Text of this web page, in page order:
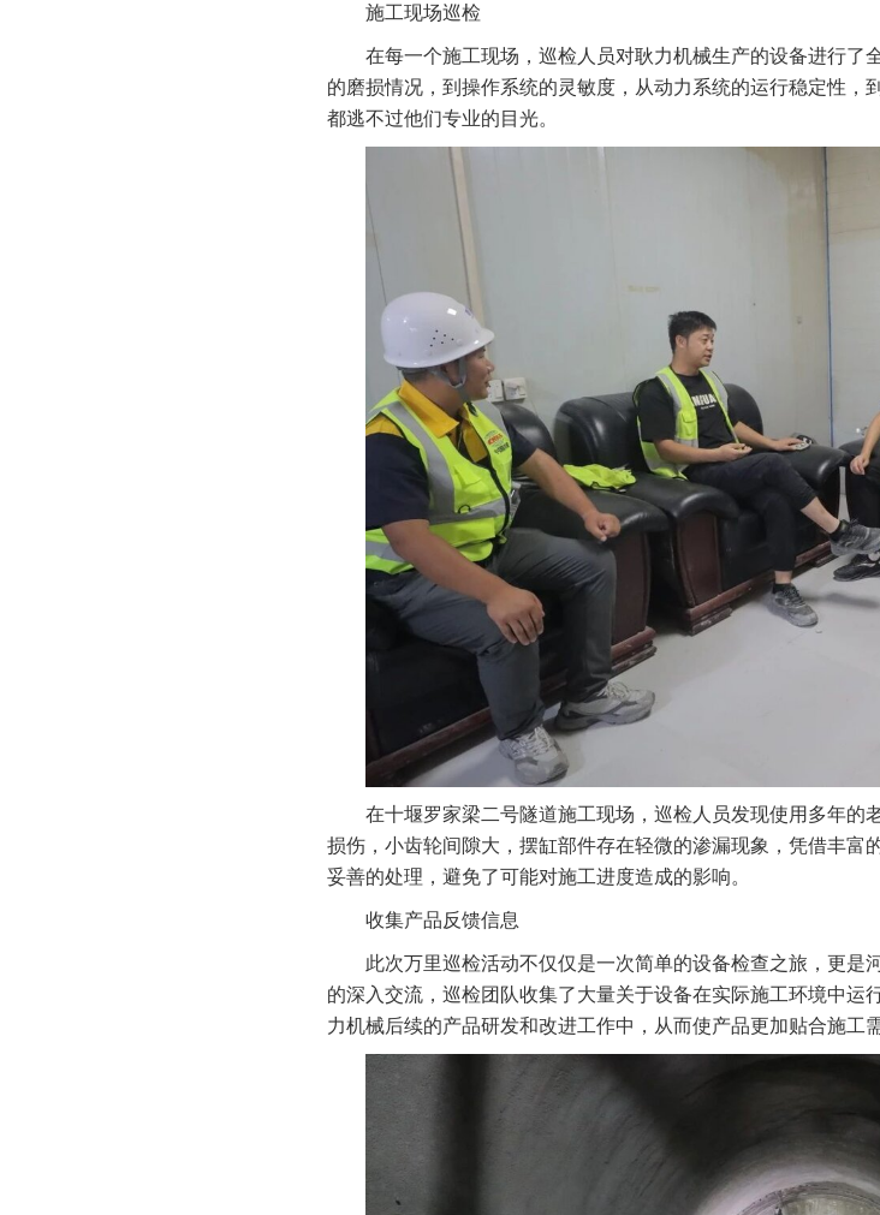
施工现场巡检
在每一个施工现场，巡检人员对耿力机械生产的设备进行了
的磨损情况，到操作系统的灵敏度，从动力系统的运行稳定性，
都逃不过他们专业的目光。
在十堰罗家梁二号隧道施工现场，巡检人员发现使用多年的
损伤，小齿轮间隙大，摆缸部件存在轻微的渗漏现象，凭借丰富
妥善的处理，避免了可能对施工进度造成的影响。
收集产品反馈信息
此次万里巡检活动不仅仅是一次简单的设备检查之旅，更是
的深入交流，巡检团队收集了大量关于设备在实际施工环境中运
力机械后续的产品研发和改进工作中，从而使产品更加贴合施工需